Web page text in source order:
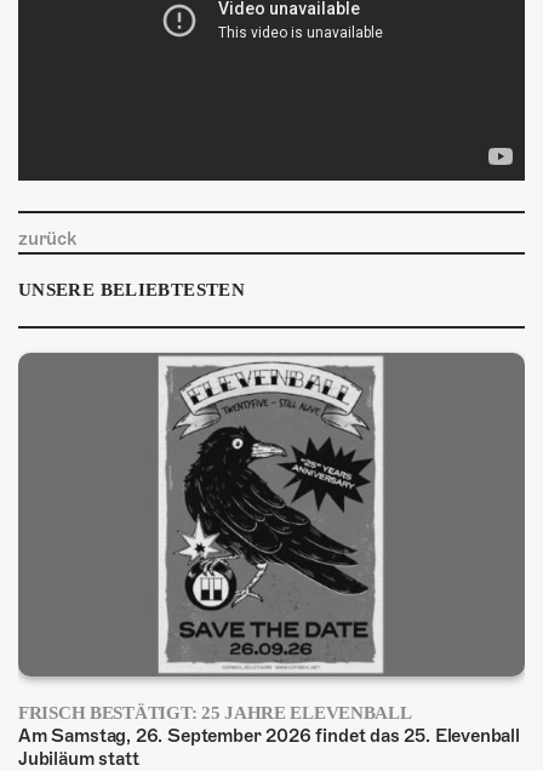
zurück
UNSERE BELIEBTESTEN
FRISCH BESTÄTIGT: 25 JAHRE ELEVENBALL
Am Samstag, 26. September 2026 findet das 25. Elevenball
Jubiläum statt